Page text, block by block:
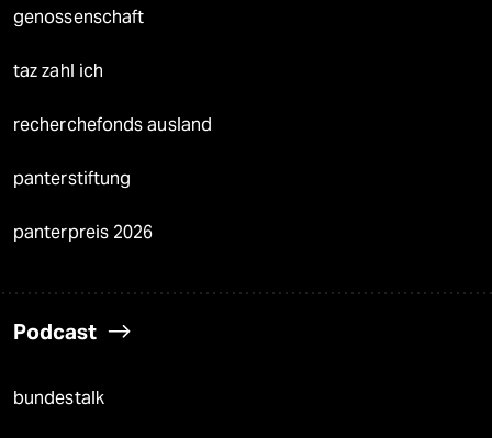
genossenschaft
taz zahl ich
recherchefonds ausland
panterstiftung
panterpreis 2026
Podcast
bundestalk